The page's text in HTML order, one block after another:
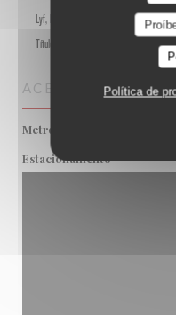
Política de
Lyf, Pagamento móvel, Apple Pay, Ticket
Títulos de restaurante, Dinheiro, Visa,
ACESSO
Metro
Estacionamento